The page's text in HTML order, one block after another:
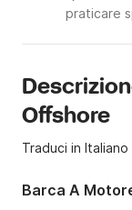
praticare
Offshore
Traduci in Italiano
Barca A